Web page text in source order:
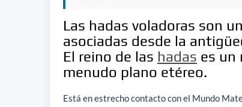
Las hadas voladoras son
asociadas desde la
El reino de las hadas es un
menudo plano etéreo.
Está en estrecho contacto con el Mundo